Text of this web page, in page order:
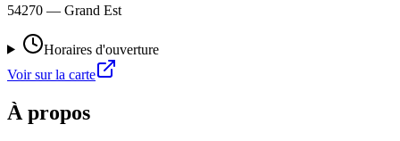
54270 — Grand Est
Horaires d'ouverture
Voir sur la carte
À propos